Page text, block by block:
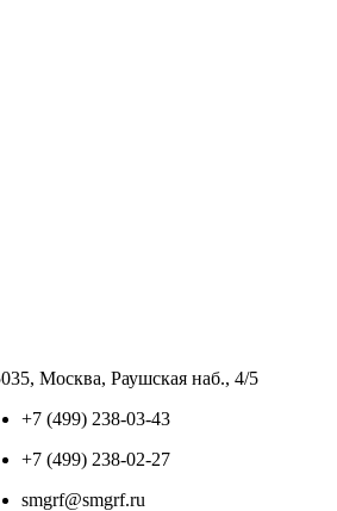
Москва, Раушская наб., 4/5
+7 (499) 238-03-43
+7 (499) 238-02-27
smgrf@smgrf.ru